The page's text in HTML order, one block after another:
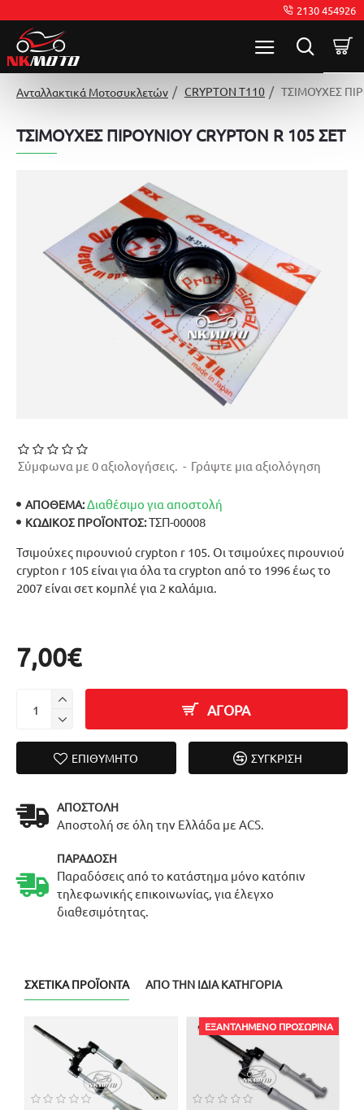
2130 454926
Ανταλλακτικά Μοτοσυκλετών CRYPTON T110 ΤΣΙΜΟΥΧΕΣ
ΤΣΙΜΟΥΧΕΣ ΠΙΡΟΥΝΙΟΥ CRYPTON R 105 ΣΕΤ
Τσιμούχες πιρουνιού crypton r 105. Οι τσιμούχες πιρουνιού
crypton r 105 είναι για όλα τα crypton από το 1996 έως το
2007 είναι σετ κομπλέ για 2 καλάμια.
ΑΠΟΘΕΜΑ:Διαθέσιμο για αποστολή
ΚΩΔΙΚΌΣ ΠΡΟΪΌΝΤΟΣ:ΤΣΠ-00008
Σύμφωνα με 0 αξιολογήσεις. - Γράψτε μια αξιολόγηση
7,00€
ΑΓΟΡΑ
ΕΠΙΘΥΜΗΤΌ ΣΎΓΚΡΙΣΗ
ΑΠΟΣΤΟΛΉ
Αποστολή σε όλη την Ελλάδα με ACS.
ΠΑΡΆΔΟΣΗ
Παραδόσεις από το κατάστημα μόνο κατόπιν
τηλεφωνικής επικοινωνίας, για έλεγχο
διαθεσιμότητας.
ΣΧΕΤΙΚΆ ΠΡΟΪΌΝΤΑ ΑΠΌ ΤΗΝ ΊΔΙΑ ΚΑΤΗΓΟΡΊΑ
ΕΞΑΝΤΛΗΜΈΝΟ ΠΡΟΣΩΡΙΝΆ